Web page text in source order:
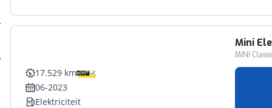
Mini
MINI
17.529 km
06-2023
Elektriciteit